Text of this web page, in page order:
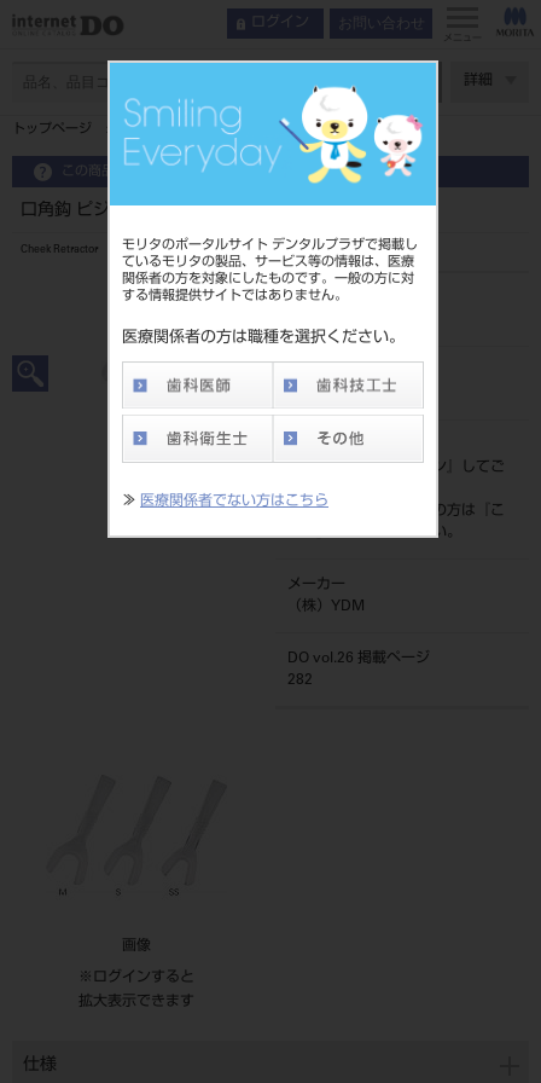
モリタのポータルサイト デンタルプラザで掲載し
ているモリタの製品、サービス等の情報は、医療
関係者の方を対象にしたものです。一般の方に対
する情報提供サイトではありません。
医療関係者の方は職種を選択ください。
≫ 医療関係者でない方はこちら
ログイン お問い合わせ
メニュー
詳細
トップページ 口角鈎 ピジョン S
この商品に関するお問い合わせ
口角鈎 ピジョン S
Cheek Retractor
品目コード
4963931227402
標準価格
価格の確認は『ログイン
』してご
ネット会員登録がまだの方は『
こ
ちら』より登録ください。
メーカー
（株）YDM
DO vol.26 掲載ページ
282
画像
※ログインすると
拡大表示できます
仕様